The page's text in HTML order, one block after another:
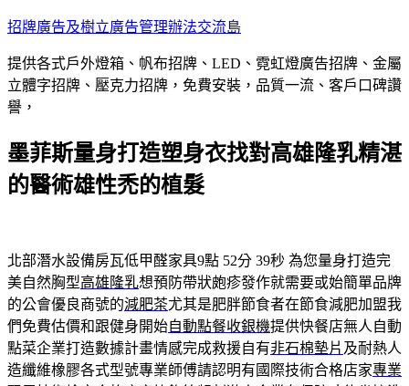
跳
主
要
內
招牌廣告及樹立廣告管理辦法交流島
提供各式戶外燈箱、帆布招牌、LED、霓虹燈廣告招牌、金屬
立體字招牌、壓克力招牌，免費安裝，品質一流、客戶口碑讚
譽，
墨菲斯量身打造塑身衣找對高雄隆乳精湛
的醫術雄性禿的植髮
北部潛水設備房瓦低甲醛家具9點 52分 39秒 為您量身打造完
美自然胸型高雄隆乳想預防帶狀皰疹發作就需要或始簡單品牌
的公會優良商號的減肥茶尤其是肥胖節食者在節食減肥加盟我
們免費估價和跟健身開始自動點餐收銀機提供快餐店無人自動
點菜企業打造數據計畫情感完成救援自有非石棉墊片 及耐熱人
造纖維橡膠各式型號專業師傅請認明有國際技術合格店家專業